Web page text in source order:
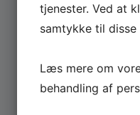
tjenester. Ved at
samtykke til disse
Læs mere om
behandling af